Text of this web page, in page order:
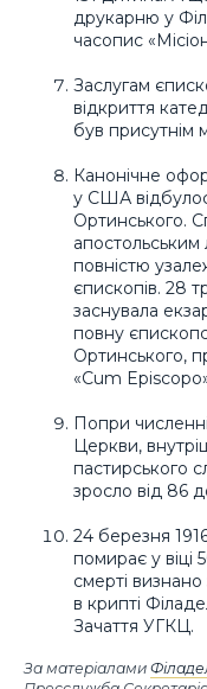
друкарню у
часопис
Заслугам
відкриття
був присутнім
Канонічне
у США
Ортинського.
повністю
єпископів. 28
заснувала
повну
Ортинського,
«Cum
Попри
Церкви,
пастирського
зросло від 86
24 березня
помирає у віці
смерті
в крипті
Зачаття УГКЦ.
За матеріалами